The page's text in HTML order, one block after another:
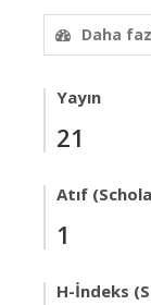
Daha
Yayın
21
Atıf
1
H-İndeks